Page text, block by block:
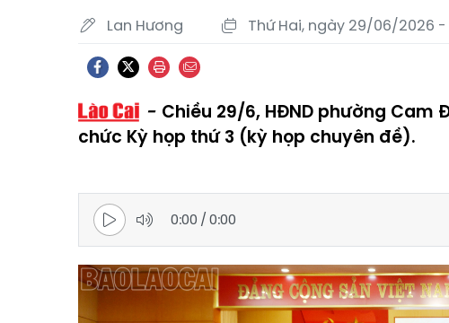
Lan Hương Thứ Hai, ngày 29/06/2026 -
Chiều 29/6, HĐND phường Cam
chức Kỳ họp thứ 3 (kỳ họp chuyên đề).
0:00 /0:00